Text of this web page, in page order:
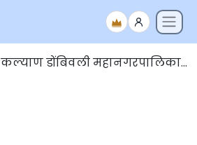
कल्याण डोंबिवली महानगरपालिका [KDMC] मुलाखत निवड यादी